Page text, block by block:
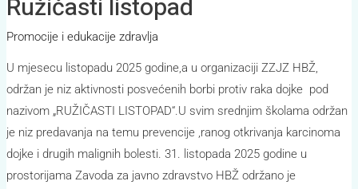
Ružičasti listopad
Promocije i edukacije zdravlja
U mjesecu listopadu 2025 godine,a u organizaciji ZZJZ HBŽ,
održan je niz aktivnosti posvećenih borbi protiv raka dojke pod
nazivom „RUŽIČASTI LISTOPAD“.U svim srednjim školama održan
je niz predavanja na temu prevencije ,ranog otkrivanja karcinoma
dojke i drugih malignih bolesti. 31. listopada 2025 godine u
prostorijama Zavoda za javno zdravstvo HBŽ održano je